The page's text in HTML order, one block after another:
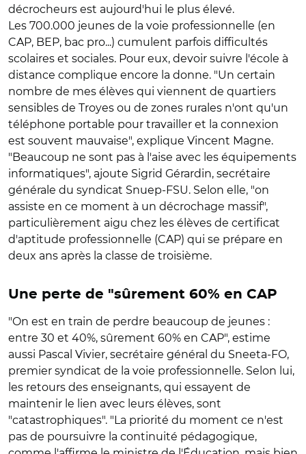
décrocheurs est aujourd'hui le plus élevé.
Les 700.000 jeunes de la voie professionnelle (en
CAP, BEP, bac pro...) cumulent parfois difficultés
scolaires et sociales. Pour eux, devoir suivre l'école à
distance complique encore la donne. "Un certain
nombre de mes élèves qui viennent de quartiers
sensibles de Troyes ou de zones rurales n'ont qu'un
téléphone portable pour travailler et la connexion
est souvent mauvaise", explique Vincent Magne.
"Beaucoup ne sont pas à l'aise avec les équipements
informatiques", ajoute Sigrid Gérardin, secrétaire
générale du syndicat Snuep-FSU. Selon elle, "on
assiste en ce moment à un décrochage massif",
particulièrement aigu chez les élèves de certificat
d'aptitude professionnelle (CAP) qui se prépare en
deux ans après la classe de troisième.
Une perte de "sûrement 60% en CAP
"On est en train de perdre beaucoup de jeunes :
entre 30 et 40%, sûrement 60% en CAP", estime
aussi Pascal Vivier, secrétaire général du Sneeta-FO,
premier syndicat de la voie professionnelle. Selon lui,
les retours des enseignants, qui essayent de
maintenir le lien avec leurs élèves, sont
"catastrophiques". "La priorité du moment ce n'est
pas de poursuivre la continuité pédagogique,